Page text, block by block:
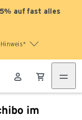
auf fast alles
Hinweis*
im